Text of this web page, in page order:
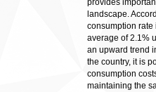
provides
landscape.
consumption rate
average of 2.1%
an upward trend
the country, it is
consumption
maintaining the